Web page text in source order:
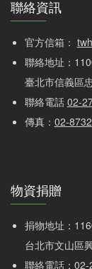
聯絡資訊
官方信箱：
聯絡地址：
臺北市信義區
聯絡電話 02-
傳真： 02-
物資捐贈
捐物地址：
台北市文山區
聯絡電話： 02-